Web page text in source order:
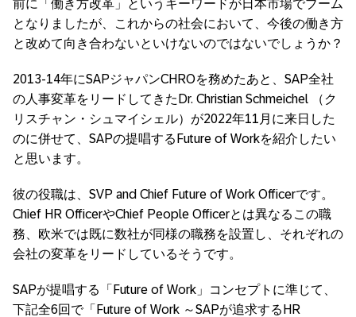
前に「働き方改革」というキーワードが日本市場でブーム
となりましたが、これからの社会において、今後の働き方
と改めて向き合わないといけないのではないでしょうか？
2013-14年にSAPジャパンCHROを務めたあと、SAP全社
の人事変革をリードしてきたDr. Christian Schmeichel （ク
リスチャン・シュマイシェル）が2022年11月に来日した
のに併せて、SAPの提唱するFuture of Workを紹介したい
と思います。
彼の役職は、SVP and Chief Future of Work Officerです。
Chief HR OfficerやChief People Officerとは異なるこの職
務、欧米では既に数社が同様の職務を設置し、それぞれの
会社の変革をリードしているそうです。
SAPが提唱する「Future of Work」コンセプトに準じて、
下記全6回で「Future of Work ～SAPが追求するHR